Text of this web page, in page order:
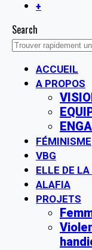
+
Search
ACCUEIL
A PROPOS
FÉMINISME
VBG
ELLE DE
ALAFIA
PROJETS